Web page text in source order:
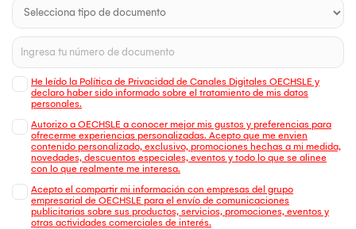
He leído la Política de Privacidad de Canales Digitales OECHSLE y
declaro haber sido informado sobre el tratamiento de mis datos
personales.
Autorizo a OECHSLE a conocer mejor mis gustos y preferencias para
ofrecerme experiencias personalizadas. Acepto que me envien
contenido personalizado, exclusivo, promociones hechas a mi medida,
novedades, descuentos especiales, eventos y todo lo que se alinee
con lo que realmente me interesa.
Acepto el compartir mi información con empresas del grupo
empresarial de OECHSLE para el envío de comunicaciones
publicitarias sobre sus productos, servicios, promociones, eventos y
otras actividades comerciales de interés.